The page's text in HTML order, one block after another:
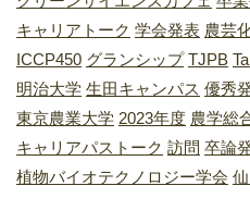
キャリアトーク 学会発表 農芸
ICCP450 グランシップ TJPB
明治大学 生田キャンパス 優秀
東京農業大学 2023年度 農学総
キャリアパストーク 訪問 卒論
植物バイオテクノロジー学会